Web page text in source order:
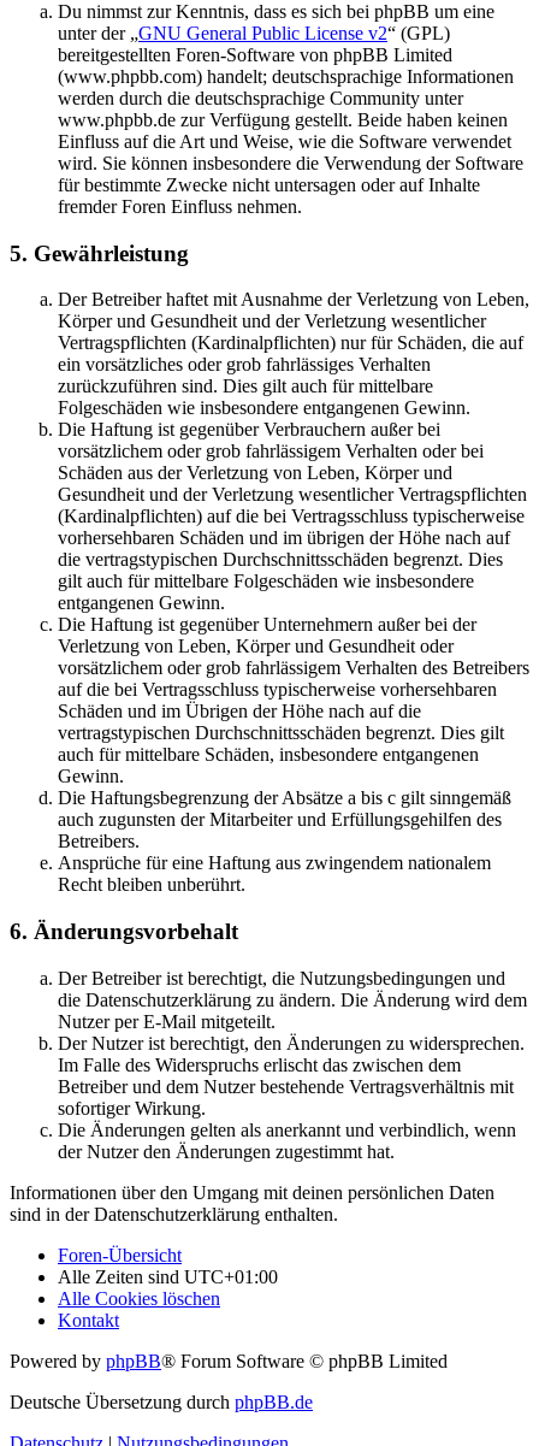
Du nimmst zur Kenntnis, dass es sich bei phpBB um eine
unter der „GNU General Public License v2“ (GPL)
bereitgestellten Foren-Software von phpBB Limited
(www.phpbb.com) handelt; deutschsprachige Informationen
werden durch die deutschsprachige Community unter
www.phpbb.de zur Verfügung gestellt. Beide haben keinen
Einfluss auf die Art und Weise, wie die Software verwendet
wird. Sie können insbesondere die Verwendung der Software
für bestimmte Zwecke nicht untersagen oder auf Inhalte
fremder Foren Einfluss nehmen.
5. Gewährleistung
Der Betreiber haftet mit Ausnahme der Verletzung von Leben,
Körper und Gesundheit und der Verletzung wesentlicher
Vertragspflichten (Kardinalpflichten) nur für Schäden, die auf
ein vorsätzliches oder grob fahrlässiges Verhalten
zurückzuführen sind. Dies gilt auch für mittelbare
Folgeschäden wie insbesondere entgangenen Gewinn.
Die Haftung ist gegenüber Verbrauchern außer bei
vorsätzlichem oder grob fahrlässigem Verhalten oder bei
Schäden aus der Verletzung von Leben, Körper und
Gesundheit und der Verletzung wesentlicher Vertragspflichten
(Kardinalpflichten) auf die bei Vertragsschluss typischerweise
vorhersehbaren Schäden und im übrigen der Höhe nach auf
die vertragstypischen Durchschnittsschäden begrenzt. Dies
gilt auch für mittelbare Folgeschäden wie insbesondere
entgangenen Gewinn.
Die Haftung ist gegenüber Unternehmern außer bei der
Verletzung von Leben, Körper und Gesundheit oder
vorsätzlichem oder grob fahrlässigem Verhalten des Betreibers
auf die bei Vertragsschluss typischerweise vorhersehbaren
Schäden und im Übrigen der Höhe nach auf die
vertragstypischen Durchschnittsschäden begrenzt. Dies gilt
auch für mittelbare Schäden, insbesondere entgangenen
Gewinn.
Die Haftungsbegrenzung der Absätze a bis c gilt sinngemäß
auch zugunsten der Mitarbeiter und Erfüllungsgehilfen des
Betreibers.
Ansprüche für eine Haftung aus zwingendem nationalem
Recht bleiben unberührt.
6. Änderungsvorbehalt
Der Betreiber ist berechtigt, die Nutzungsbedingungen und
die Datenschutzerklärung zu ändern. Die Änderung wird dem
Nutzer per E-Mail mitgeteilt.
Der Nutzer ist berechtigt, den Änderungen zu widersprechen.
Im Falle des Widerspruchs erlischt das zwischen dem
Betreiber und dem Nutzer bestehende Vertragsverhältnis mit
sofortiger Wirkung.
Die Änderungen gelten als anerkannt und verbindlich, wenn
der Nutzer den Änderungen zugestimmt hat.
Informationen über den Umgang mit deinen persönlichen Daten
sind in der Datenschutzerklärung enthalten.
Foren-Übersicht
Alle Zeiten sind UTC+01:00
Alle Cookies löschen
Kontakt
Powered by phpBB® Forum Software © phpBB Limited
Deutsche Übersetzung durch phpBB.de